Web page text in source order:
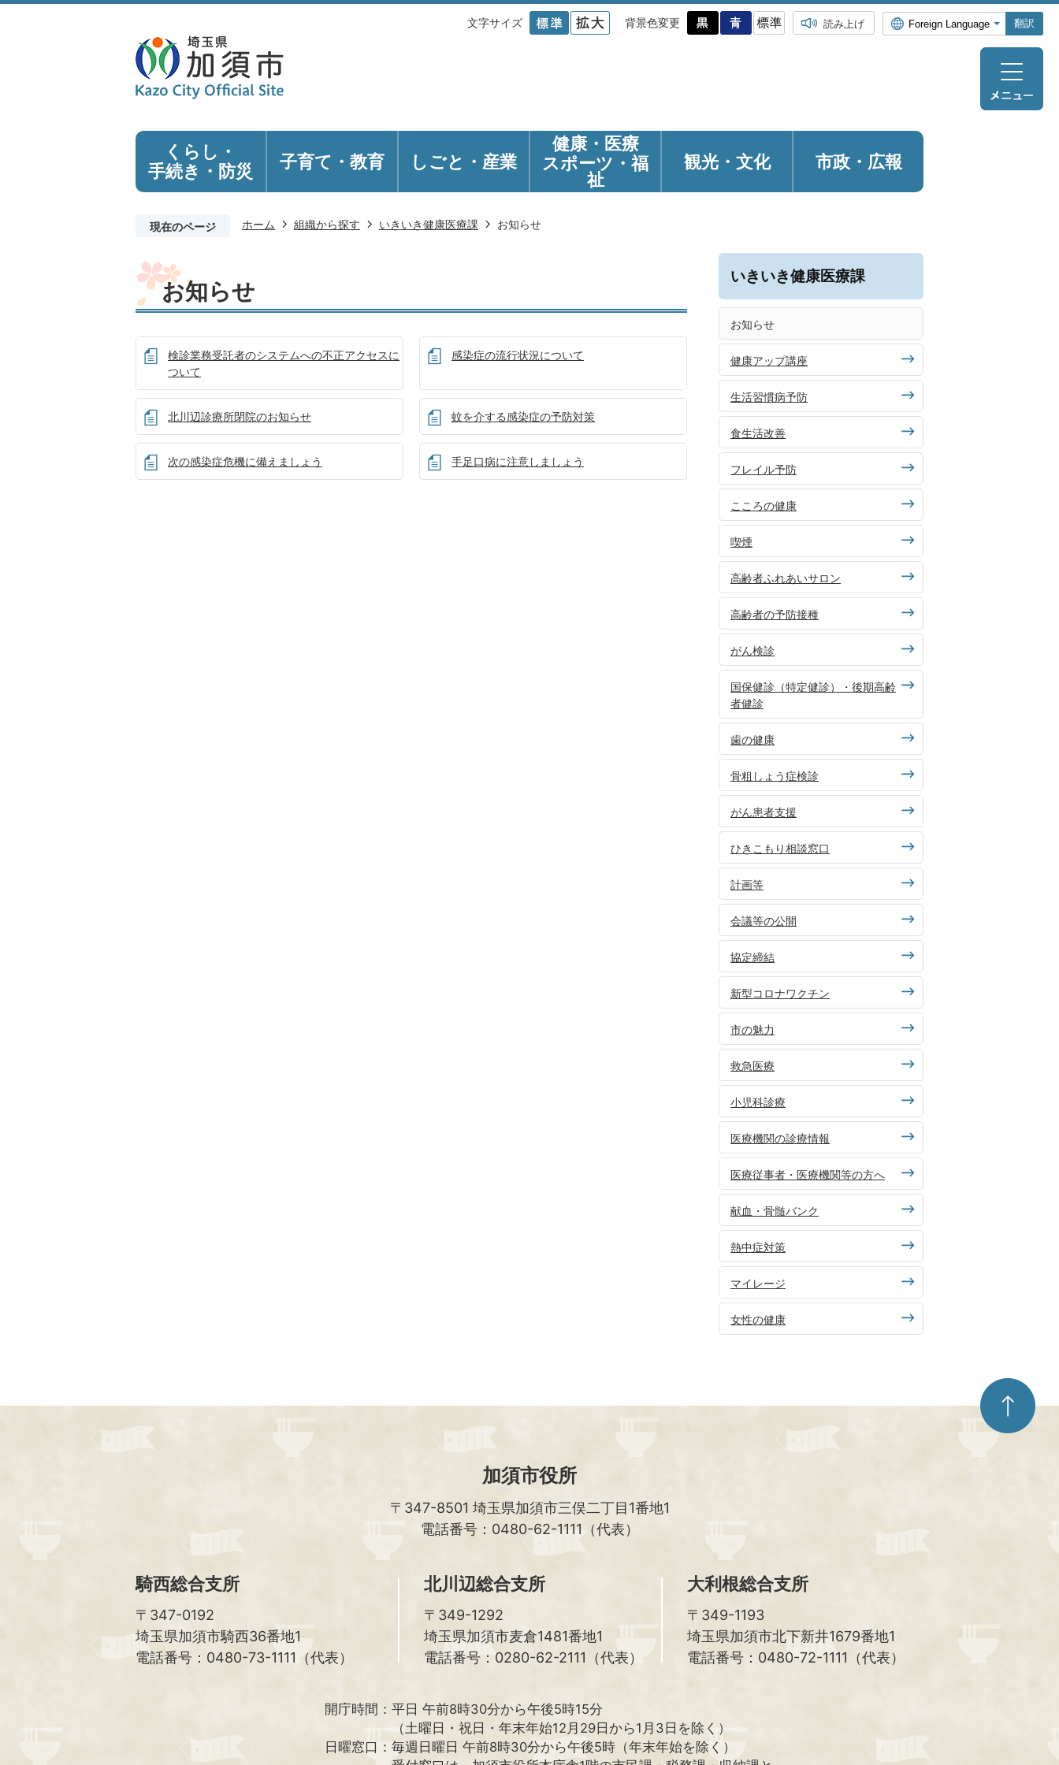
文字サイズ 背景色変更 読み上げ 翻訳
くらし・
手続き ・防災 子育て・教育 しごと・産業
健康・医療
スポーツ・福
祉
観光・ 文化 市政・広報
現在のページ ホーム 組織から探す いきいき健康医療課 お知らせ
お知らせ
検診業務受託者のシステムへの不正アクセスに
ついて
感染症の流行状況について
北川辺診療所閉院のお知らせ 蚊を介する感染症の予防対策
次の感染症危機に備えましょう 手足口病に注意しましょう
いきいき健康医療課
お知らせ
健康アップ講座
生活習慣病予防
食生活改善
フレイル予防
こころの健康
喫煙
高齢者ふれあいサロン
高齢者の予防接種
がん検診
国保健診（特定健診）・後期高齢
者健診
歯の健康
骨粗しょう症検診
がん患者支援
ひきこもり相談窓口
計画等
会議等の公開
協定締結
新型コロナワクチン
市の魅力
救急医療
小児科診療
医療機関の診療情報
医療従事者・医療機関等の方へ
献血・骨髄バンク
熱中症対策
マイレージ
女性の健康
ペ
ー
ジ
加須市役所
〒347-8501 埼玉県加須市三俣二丁目1番地1
電話番号：0480-62-1111（代表）
騎西総合支所
〒347-0192
埼玉県加須市騎西36番地1
電話番号：0480-73-1111（代表）
北川辺総合支所
〒349-1292
埼玉県加須市麦倉1481番地1
電話番号：0280-62-2111（代表）
大利根総合支所
〒349-1193
埼玉県加須市北下新井1679番地1
電話番号：0480-72-1111（代表）
開庁時間： 平日 午前8時30分から午後5時15分
（土曜日・祝日・年末年始12月29日から1月3日を除く）
日曜窓口： 毎週日曜日 午前8時30分から午後5時（年末年始を除く）